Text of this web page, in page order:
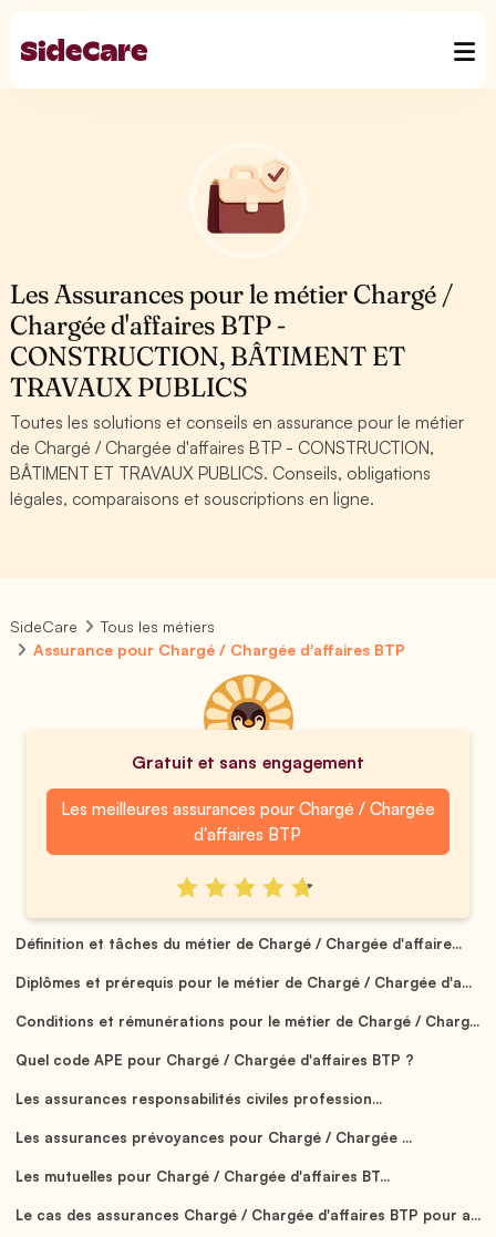
Les Assurances pour le métier Chargé /
Chargée d'affaires BTP -
CONSTRUCTION, BÂTIMENT ET
TRAVAUX PUBLICS
Toutes les solutions et conseils en assurance pour le métier
de Chargé / Chargée d'affaires BTP - CONSTRUCTION,
BÂTIMENT ET TRAVAUX PUBLICS. Conseils, obligations
légales, comparaisons et souscriptions en ligne.
SideCare
Tous les métiers
Assurance pour Chargé / Chargée d'affaires BTP
Gratuit et sans engagement
Les meilleures assurances pour Chargé / Chargée
d'affaires BTP
Définition et tâches du métier de Chargé / Chargée d'affaire...
Diplômes et prérequis pour le métier de Chargé / Chargée d'a...
Conditions et rémunérations pour le métier de Chargé / Charg...
Quel code APE pour Chargé / Chargée d'affaires BTP ?
Les assurances responsabilités civiles profession...
Les assurances prévoyances pour Chargé / Chargée ...
Les mutuelles pour Chargé / Chargée d'affaires BT...
Le cas des assurances Chargé / Chargée d'affaires BTP pour a...